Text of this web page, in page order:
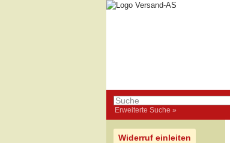
Erweiterte Suche »
Widerruf einleiten